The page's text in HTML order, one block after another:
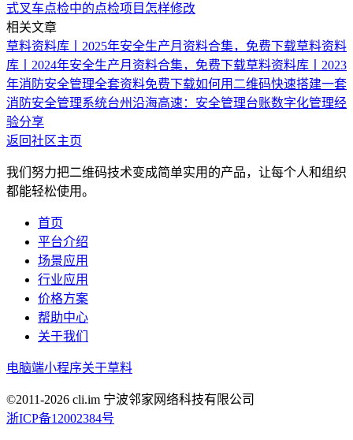
式叉车点检中的点检项目怎样修改
相关文章
草料资料库丨2025年安全生产月资料合集，免费下载草料资料
库丨2024年安全生产月资料合集，免费下载草料资料库丨2023
年消防安全管理全套资料免费下载如何用二维码快速搭建一套
消防安全管理系统台州沿海高速：安全管理台账数字化管理经
验分享
返回社区主页
我们努力把二维码技术变成简单实用的产品，让每个人和组织
都能轻松使用。
首页
平台介绍
场景应用
行业应用
价格方案
帮助中心
关于我们
电脑端小程序关于草料
©2011-2026 cli.im 宁波邻家网络科技有限公司
浙ICP备12002384号